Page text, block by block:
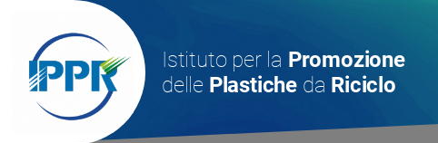
Istituto per la Promozione
delle Plastiche da Riciclo